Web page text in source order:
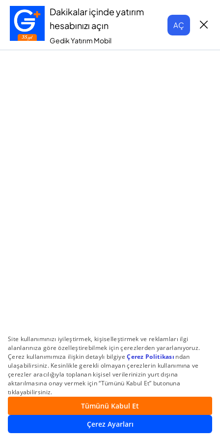
Dakikalar içinde yatırım
hesabınızı açın
Gedik Yatırım Mobil
AÇ